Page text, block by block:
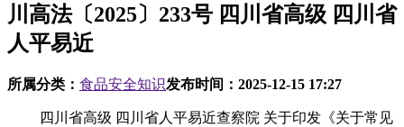
川高法〔2025〕233号 四川省高级 四川省
人平易近
所属分类： 食品安全知识发布时间： 2025-12-15 17:27
四川省高级 四川省人平易近查察院 关于印发《关于常见